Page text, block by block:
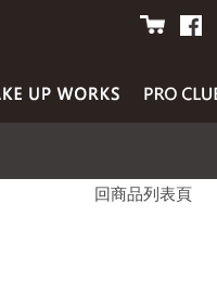
回商品列表頁